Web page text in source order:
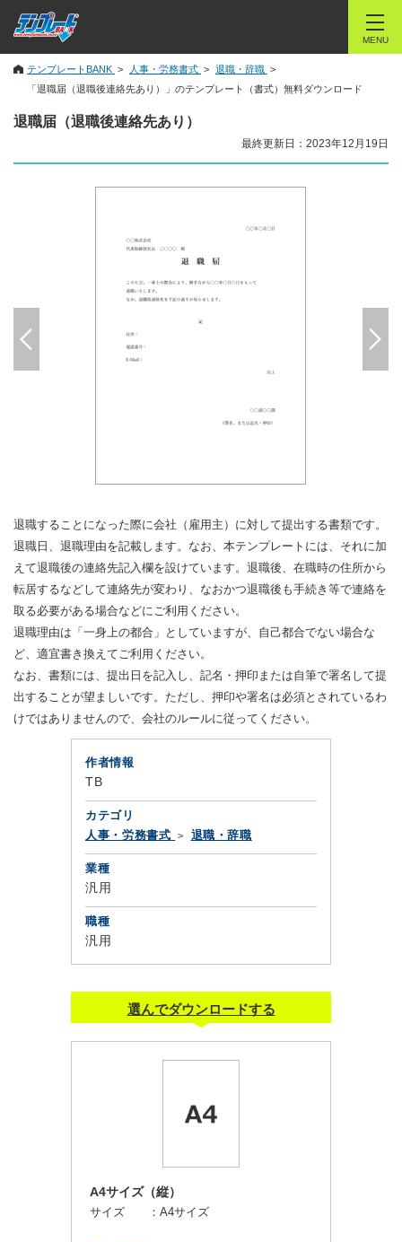
MENU
テンプレートBANK 人事・労務書式
退職・辞職
「退職届（退職後連絡先あり）」のテンプレート（書式）無料ダウンロード
退職届（退職後連絡先あり）
最終更新日：2023年12月19日
退職することになった際に会社（雇用主）に対して提出する書類です。
退職日、退職理由を記載します。なお、本テンプレートには、それに加
えて退職後の連絡先記入欄を設けています。退職後、在職時の住所から
転居するなどして連絡先が変わり、なおかつ退職後も手続き等で連絡を
取る必要がある場合などにご利用ください。
退職理由は「一身上の都合」としていますが、自己都合でない場合な
ど、適宜書き換えてご利用ください。
なお、書類には、提出日を記入し、記名・押印または自筆で署名して提
出することが望ましいです。ただし、押印や署名は必須とされているわ
けではありませんので、会社のルールに従ってください。
作者情報
TB
カテゴリ
人事・労務書式
退職・辞職
業種
汎用
職種
汎用
選んでダウンロードする
A4サイズ（縦）
サイズ ： A4サイズ